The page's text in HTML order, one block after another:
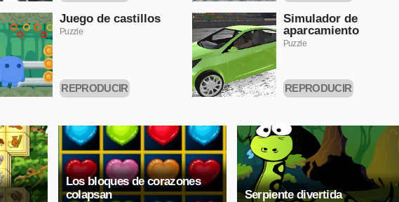
Juego de castillos
Puzzle
REPRODUCIR
Simulador de
aparcamiento
Puzzle
REPRODUCIR
Los bloques de corazones
colapsan
Serpiente divertida